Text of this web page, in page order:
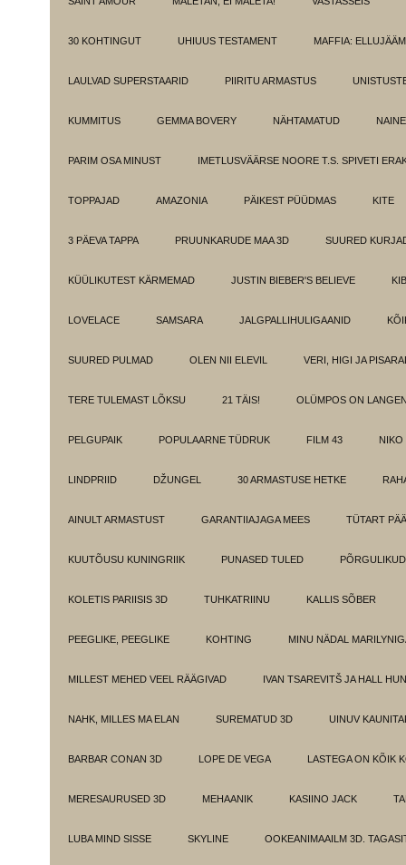
30 KOHTINGUT UHIUUS TESTAMENT MAFFIA:
LAULVAD SUPERSTAARID PIIRITU ARMASTUS
KUMMITUS GEMMA BOVERY NÄHTAMATUD
PARIM OSA MINUST IMETLUSVÄÄRSE NOORE T.S. SPIVETI
TOPPAJAD AMAZONIA PÄIKEST PÜÜDMAS KITE
3 PÄEVA TAPPA PRUUNKARUDE MAA 3D SUURED
KÜÜLIKUTEST KÄRMEMAD JUSTIN BIEBER'S BELIEVE
LOVELACE SAMSARA JALGPALLIHULIGAANID
SUURED PULMAD OLEN NII ELEVIL VERI, HIGI JA
TERE TULEMAST LÕKSU 21 TÄIS! OLÜMPOS ON
PELGUPAIK POPULAARNE TÜDRUK FILM 43 NIKO
LINDPRIID DŽUNGEL 30 ARMASTUSE HETKE
AINULT ARMASTUST GARANTIIAJAGA MEES TÜTART
KUUTÕUSU KUNINGRIIK PUNASED TULED
KOLETIS PARIISIS 3D TUHKATRIINU KALLIS SÕBER
PEEGLIKE, PEEGLIKE KOHTING MINU NÄDAL
MILLEST MEHED VEEL RÄÄGIVAD IVAN TSAREVITŠ JA HALL
NAHK, MILLES MA ELAN SUREMATUD 3D UINUV
BARBAR CONAN 3D LOPE DE VEGA LASTEGA ON KÕIK
MERESAURUSED 3D MEHAANIK KASIINO JACK
LUBA MIND SISSE SKYLINE OOKEANIMAAILM 3D.